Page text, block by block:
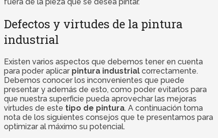
Defectos y virtudes de la pintura
industrial
Existen varios aspectos que debemos tener en cuenta
para poder aplicar pintura industrial correctamente.
Debemos conocer los inconvenientes que puede
presentar y además de esto, como poder evitarlos para
que nuestra superficie pueda aprovechar las mejoras
virtudes de este tipo de pintura. A continuación toma
nota de los siguientes consejos que te presentamos para
optimizar al máximo su potencial.